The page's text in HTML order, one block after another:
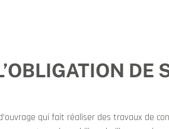
DE
qui fait réaliser des travaux de